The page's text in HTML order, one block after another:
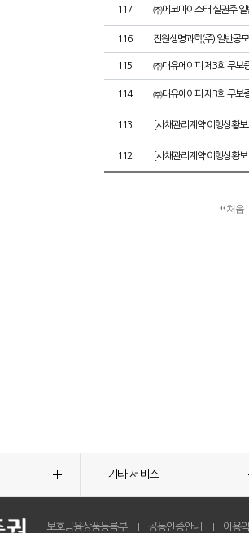
117 ㈜에코마이스터 실권주 일
116 진원생명과학(주) 일반공
115 ㈜대유에이피 제3회 무보
114 ㈜대유에이피 제3회 무보
113 [사채관리계약 이행상황
112 [사채관리계약 이행상황
처음
기타 서비스
보호금융상품등록부 공동인증안내 이용